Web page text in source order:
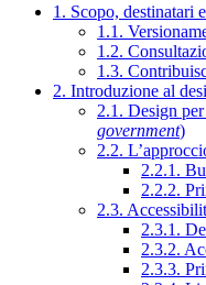
1. Scopo, destinatari
1.1.
1.2.
1.3.
2. Introduzione al
2.1. Design
government)
2.2.
2.2.1.
2.2.2.
2.3.
2.3.1.
2.3.2.
2.3.3.